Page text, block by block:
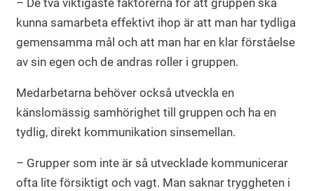
– De två viktigaste faktorerna för att gruppen ska
kunna samarbeta effektivt ihop är att man har tydliga
gemensamma mål och att man har en klar förståelse
av sin egen och de andras roller i gruppen.
Medarbetarna behöver också utveckla en
känslomässig samhörighet till gruppen och ha en
tydlig, direkt kommunikation sinsemellan.
– Grupper som inte är så utvecklade kommunicerar
ofta lite försiktigt och vagt. Man saknar tryggheten i